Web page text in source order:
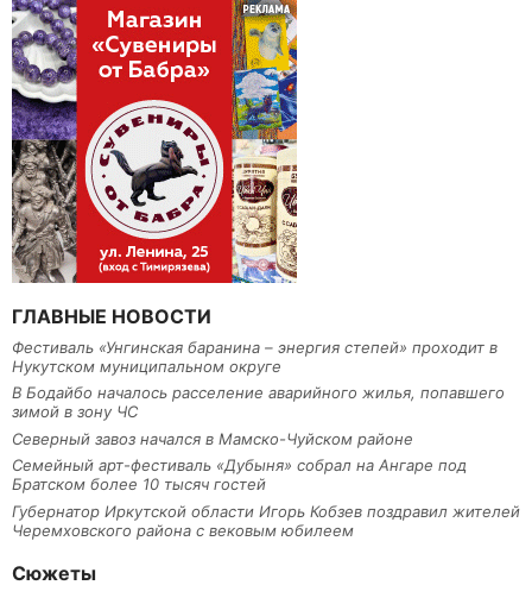
ГЛАВНЫЕ НОВОСТИ
Фестиваль «Унгинская баранина – энергия степей» проходит в
Нукутском муниципальном округе
В Бодайбо началось расселение аварийного жилья, попавшего
зимой в зону ЧС
Северный завоз начался в Мамско-Чуйском районе
Семейный арт-фестиваль «Дубыня» собрал на Ангаре под
Братском более 10 тысяч гостей
Губернатор Иркутской области Игорь Кобзев поздравил жителей
Черемховского района с вековым юбилеем
Сюжеты